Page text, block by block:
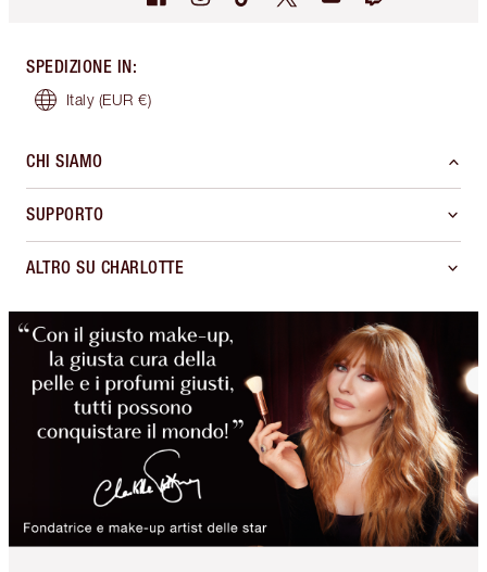
SPEDIZIONE IN :
Italy (EUR €)
CHI SIAMO
SUPPORTO
ALTRO SU CHARLOTTE